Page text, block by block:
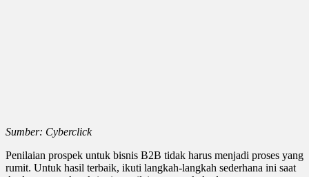
Sumber: Cyberclick
Penilaian prospek untuk bisnis B2B tidak harus menjadi proses yang
rumit. Untuk hasil terbaik, ikuti langkah-langkah sederhana ini saat